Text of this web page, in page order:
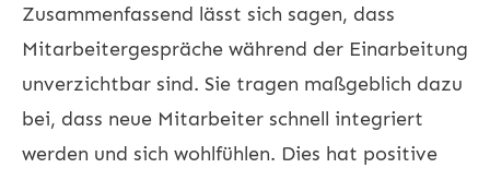
Zusammenfassend lässt sich sagen, dass
Mitarbeitergespräche während der Einarbeitung
unverzichtbar sind. Sie tragen maßgeblich dazu
bei, dass neue Mitarbeiter schnell integriert
werden und sich wohlfühlen. Dies hat positive